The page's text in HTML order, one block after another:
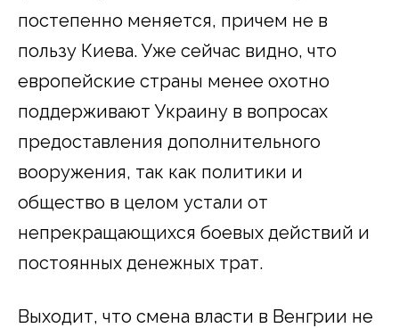
постепенно меняется, причем не в
пользу Киева. Уже сейчас видно, что
европейские страны менее охотно
поддерживают Украину в вопросах
предоставления дополнительного
вооружения, так как политики и
общество в целом устали от
непрекращающихся боевых действий и
постоянных денежных трат.
Выходит, что смена власти в Венгрии не